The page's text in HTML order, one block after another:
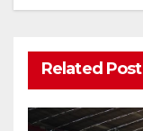
Related Post